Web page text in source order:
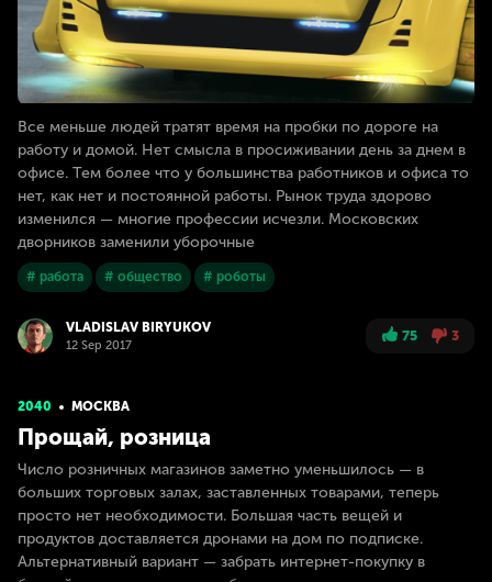
Все меньше людей тратят время на пробки по дороге на
работу и домой. Нет смысла в просиживании день за днем в
офисе. Тем более что у большинства работников и офиса то
нет, как нет и постоянной работы. Рынок труда здорово
изменился — многие профессии исчезли. Московских
дворников заменили уборочные
# работа # общество # роботы
VLADISLAV BIRYUKOV
12 Sep 2017
75 3
2040 МОСКВА
Прощай, розница
Число розничных магазинов заметно уменьшилось — в
больших торговых залах, заставленных товарами, теперь
просто нет необходимости. Большая часть вещей и
продуктов доставляется дронами на дом по подписке.
Альтернативный вариант — забрать интернет-покупку в